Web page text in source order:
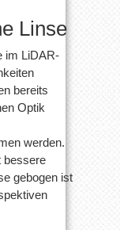
Linse
im LiDAR-
bereits
Optik
werden.
bessere
gebogen ist